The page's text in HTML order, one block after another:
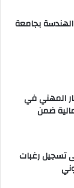
بجامعة
المهني في
ضمن
تسجيل رغبات